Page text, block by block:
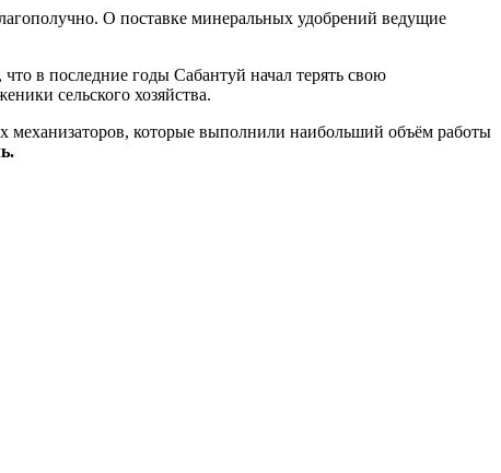
О поставке минеральных удобрений ведущие
в последние годы Сабантуй начал терять свою
сельского хозяйства.
механизаторов, которые выполнили наибольший объём работы